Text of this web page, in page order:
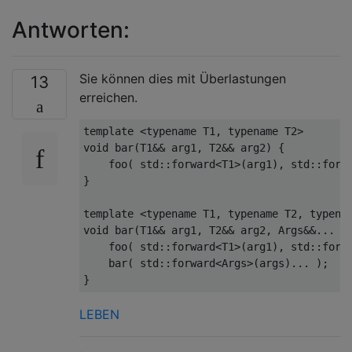
Antworten:
13
Sie können dies mit Überlastungen
erreichen.
template <typename T1 , typename T2>
void bar(T1&& arg1 , T2&& arg2)
{
    foo
( std :: forward<T1>(arg1 ), std ::
}
template <typename T1 , typename T2 ,
void bar(T1&& arg1 , T2&& arg2 , Args&&...
    foo
( std :: forward<T1>(arg1 ), std ::
    bar
( std :: forward<Args>(args)...
);
}
LEBEN